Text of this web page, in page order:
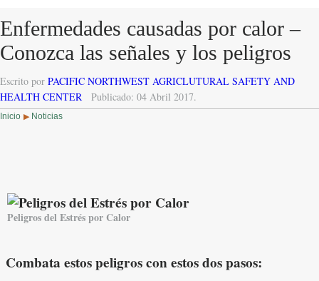
Enfermedades causadas por calor –
Conozca las señales y los peligros
Escrito por PACIFIC NORTHWEST AGRICLUTURAL SAFETY AND
HEALTH CENTER
Publicado: 04 Abril 2017.
Inicio ▶ Noticias
Peligros del Estrés por Calor
Combata estos peligros con estos dos pasos: